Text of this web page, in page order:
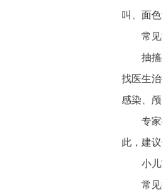
叫、面
常
抽
找医生
感染、
专
此，建
小
常